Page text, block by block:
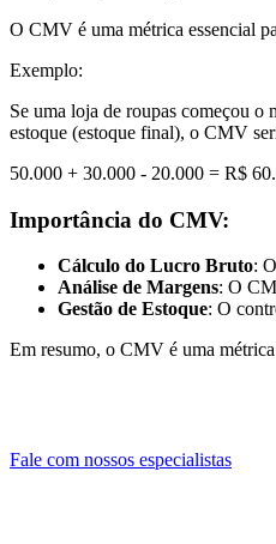
O CMV é uma métrica essencial
Exemplo:
Se uma loja de roupas começou
estoque (estoque final), o CMV
50.000 + 30.000 - 20.000 = R$
Importância do CMV:
Cálculo do Lucro Bruto:
Análise de Margens: O
Gestão de Estoque: O
Em resumo, o CMV é uma
Fale com nossos especialistas